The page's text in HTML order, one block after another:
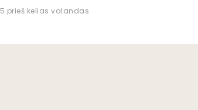
5 prieš kelias valandas